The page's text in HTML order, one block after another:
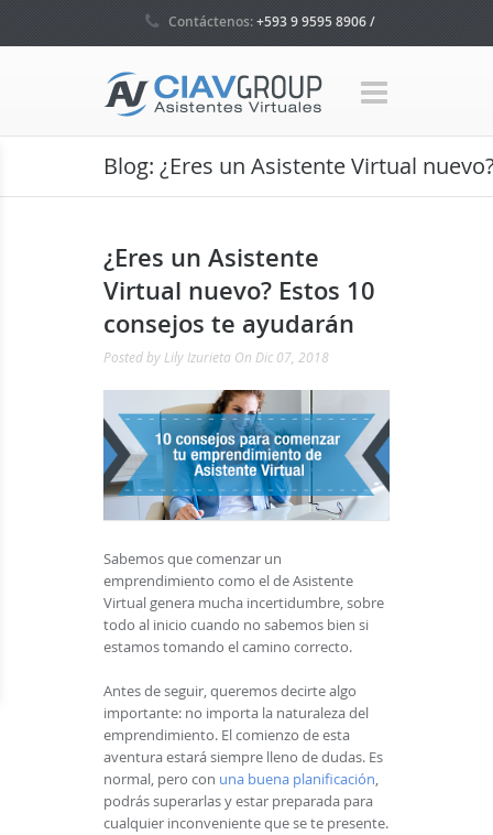
Contáctenos:+593 9 9595 8906 /
Blog: ¿Eres un Asistente Virtual
¿Eres un Asistente
Virtual nuevo? Estos 10
consejos te ayudarán
Posted by Lily Izurieta On Dic 07, 2018
Sabemos que comenzar un
emprendimiento como el de Asistente
Virtual genera mucha incertidumbre, sobre
todo al inicio cuando no sabemos bien si
estamos tomando el camino correcto.
Antes de seguir, queremos decirte algo
importante: no importa la naturaleza del
emprendimiento. El comienzo de esta
aventura estará siempre lleno de dudas. Es
normal, pero con una buena planificación,
podrás superarlas y estar preparada para
cualquier inconveniente que se te presente.